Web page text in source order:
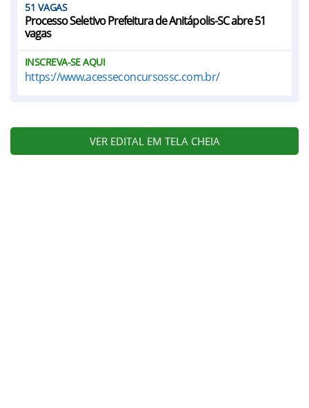
51
Processo Seletivo Prefeitura de Anitápolis-SC abre 51
vagas
INSCREVA-SE AQUI
https://www.acesseconcursossc.com.br/
VER EDITAL EM TELA CHEIA